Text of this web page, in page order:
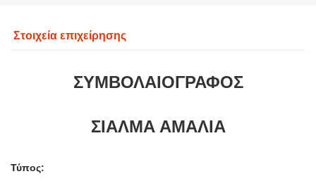
Στοιχεία επιχείρησης
ΣΥΜΒΟΛΑΙΟΓΡΑΦΟΣ
ΣΙΑΛΜΑ ΑΜΑΛΙΑ
Τύπος: